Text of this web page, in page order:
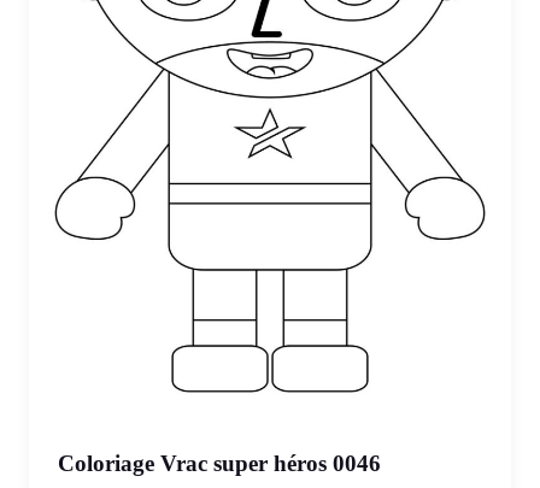
Coloriage Vrac super héros 0046